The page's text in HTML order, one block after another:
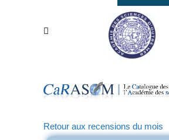
Retour aux recensions du mois